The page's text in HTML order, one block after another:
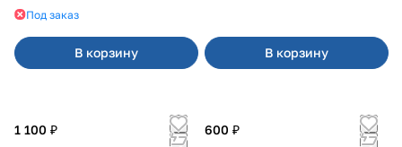
Под заказ
В корзину В корзину
1 100 ₽
600 ₽